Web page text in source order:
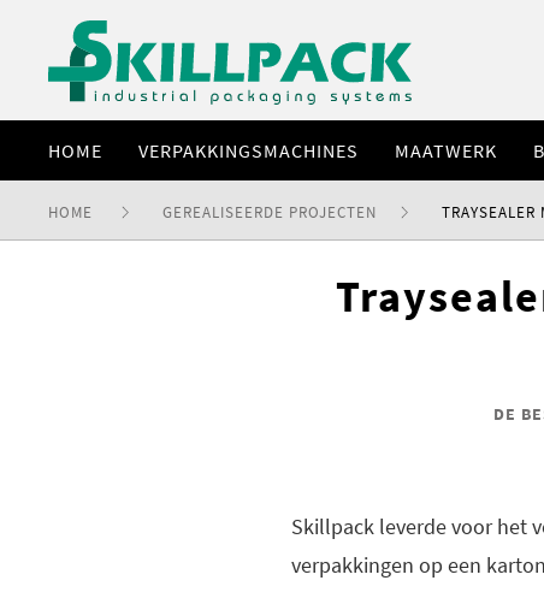
HOME VERPAKKINGSMACHINES MAATWERK
HOME GEREALISEERDE PROJECTEN
DE
Skillpack leverde voor het
verpakkingen op een